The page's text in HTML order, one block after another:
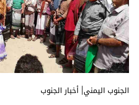
الجنوب اليمني| أخبار الجنوب